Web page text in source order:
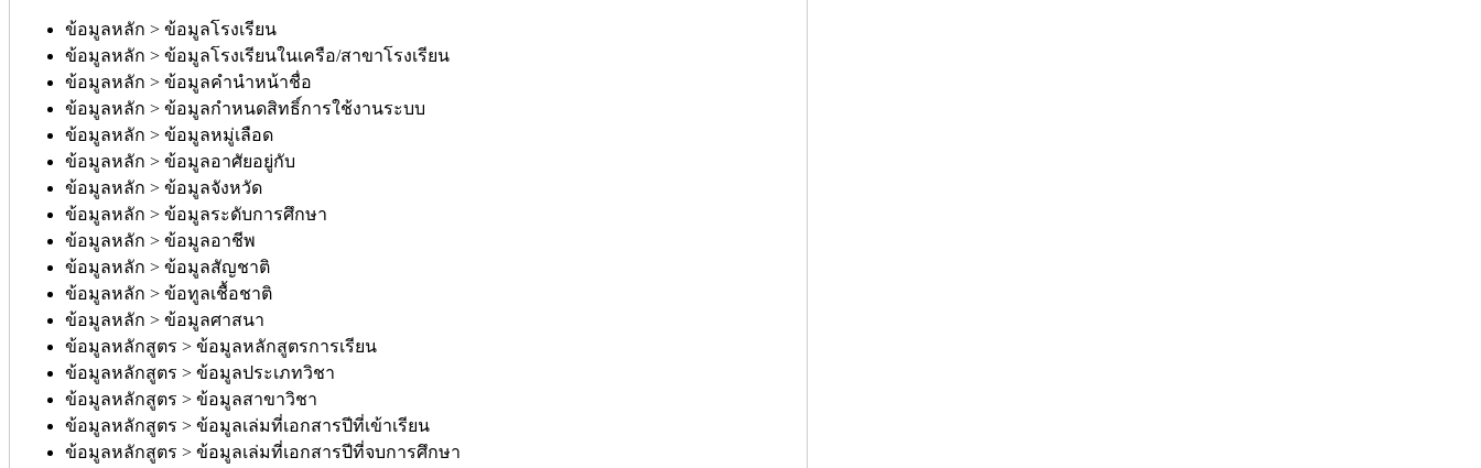
ข้อมูลหลัก > ข้อมูลโรงเรียน
ข้อมูลหลัก > ข้อมูลโรงเรียนในเครือ/สาขาโรงเรียน
ข้อมูลหลัก > ข้อมูลคำนำหน้าชื่อ
ข้อมูลหลัก > ข้อมูลกำหนดสิทธิ์การใช้งานระบบ
ข้อมูลหลัก > ข้อมูลหมู่เลือด
ข้อมูลหลัก > ข้อมูลอาศัยอยู่กับ
ข้อมูลหลัก > ข้อมูลจังหวัด
ข้อมูลหลัก > ข้อมูลระดับการศึกษา
ข้อมูลหลัก > ข้อมูลอาชีพ
ข้อมูลหลัก > ข้อมูลสัญชาติ
ข้อมูลหลัก > ข้อทูลเชื้อชาติ
ข้อมูลหลัก > ข้อมูลศาสนา
ข้อมูลหลักสูตร > ข้อมูลหลักสูตรการเรียน
ข้อมูลหลักสูตร > ข้อมูลประเภทวิชา
ข้อมูลหลักสูตร > ข้อมูลสาขาวิชา
ข้อมูลหลักสูตร > ข้อมูลเล่มที่เอกสารปีที่เข้าเรียน
ข้อมูลหลักสูตร > ข้อมูลเล่มที่เอกสารปีที่จบการศึกษา